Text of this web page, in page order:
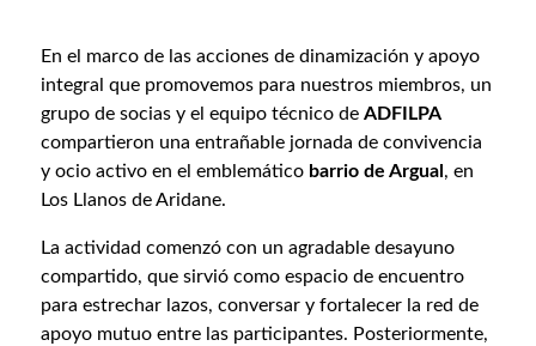
En el marco de las acciones de dinamización y apoyo
integral que promovemos para nuestros miembros, un
grupo de socias y el equipo técnico de ADFILPA
compartieron una entrañable jornada de convivencia
y ocio activo en el emblemático barrio de Argual , en
Los Llanos de Aridane.
La actividad comenzó con un agradable desayuno
compartido, que sirvió como espacio de encuentro
para estrechar lazos, conversar y fortalecer la red de
apoyo mutuo entre las participantes. Posteriormente,